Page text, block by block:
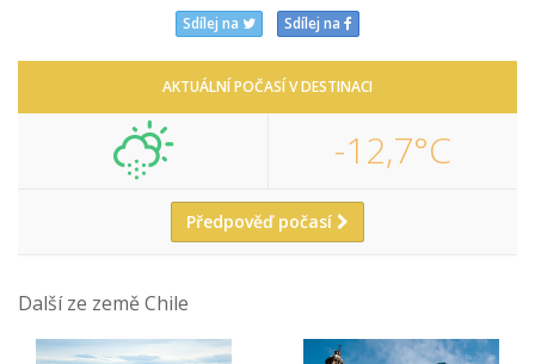
Sdílej na Sdílej na
AKTUÁLNÍ POČASÍ V DESTINACI
-12,7°C
Předpověď počasí
Další ze země Chile